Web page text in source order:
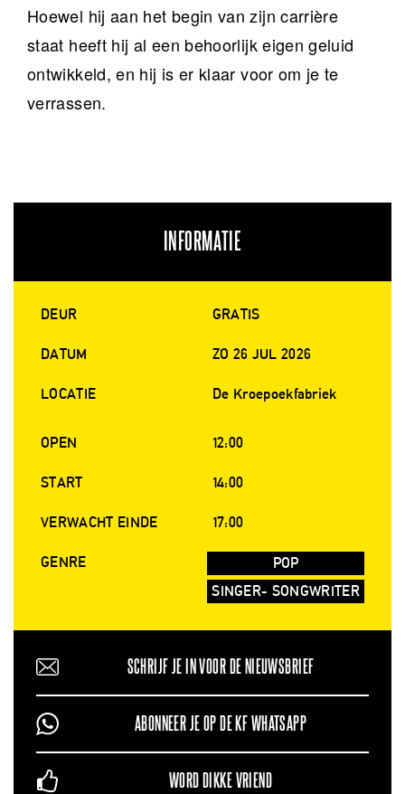
Hoewel hij aan het begin van zijn carrière
staat heeft hij al een behoorlijk eigen geluid
ontwikkeld, en hij is er klaar voor om je te
verrassen.
INFORMATIE
DEUR GRATIS
DATUM ZO 26 JUL 2026
LOCATIE De Kroepoekfabriek
OPEN 12:00
START 14:00
VERWACHT EINDE 17:00
GENRE
POP
SINGER- SONGWRITER
SCHRIJF JE IN VOOR DE NIEUWSBRIEF
ABONNEER JE OP DE KF WHATSAPP
WORD DIKKE VRIEND